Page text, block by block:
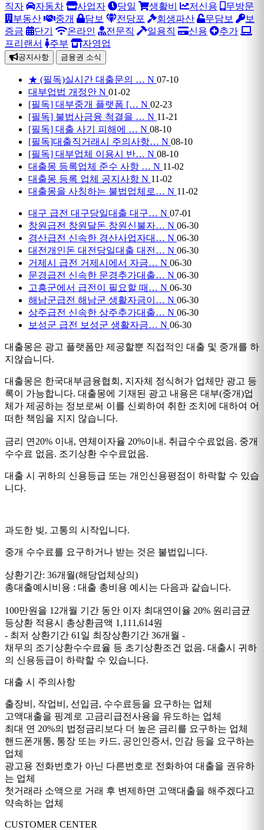
직자
자동차 사업자 당일 생활비 저신용
무방문
부동산
중개 담보 전당포 회생파산 무담보
보
증금
단기 온라인 전문직 일용직 신용
추가
프리랜서
주부 자영업
공지사항 금융권 소식
★ (필독)실시간 대출문의 … N 07-10
대부업법 개정안 N 01-02
[필독] 대부중개 플랫폼 [… N 02-23
[필독] 불법사금융 척결을 … N 11-21
[필독] 대출 사기 피해에 … N 08-10
[필독]대출직거래시 주의사항… N 08-10
[필독] 대부업체 이용시 반… N 08-10
대출몽 등록업체 준수 사항 … N 11-02
대출몽 등록 업체 공지사항 N 11-02
대출몽을 사칭하는 불법업체로… N 11-02
대구 급전 대구당일대출 대구… N 07-01
창원급전 창원달돈 창원신불자… N 06-30
경산급전 신속한 경산사업자대… N 06-30
대전개인돈 대전당일대출 대전… N 06-30
거제시 급전 거제시에서 자금… N 06-30
문경급전 신속한 문경추가대출… N 06-30
고흥군에서 급전이 필요할 때… N 06-30
해남군급전 해남군 생활자금이… N 06-30
상주급전 신속한 상주추가대출… N 06-30
보성군 급전 보성군 생활자금… N 06-30
대출몽은 광고 플랫폼만 제공할뿐 직접적인 대출 및 중개를 하
지않습니다.
대출몽은 한국대부금융협회, 지자체 정식허가 업체만 광고 등
록이 가능합니다. 대출몽에 기재된 광고 내용은 대부(중개)업
체가 제공하는 정보로써 이를 신뢰하여 취한 조치에 대하여 어
떠한 책임을 지지 않습니다.
금리 연20% 이내, 연체이자율 20%이내. 취급수수료없음. 중개
수수료 없음. 조기상환 수수료없음.
대출 시 귀하의 신용등급 또는 개인신용평점이 하락할 수 있습
니다.
과도한 빚, 고통의 시작입니다.
중개 수수료를 요구하거나 받는 것은 불법입니다.
상환기간: 36개월(해당업체상의)
총대출예시비용 : 대출 총비용 예시는 다음과 같습니다.
100만원을 12개월 기간 동안 이자 최대연이율 20% 원리금균
등상환 적용시 총상환금액 1,111,614원
- 최저 상환기간 61일 최장상환기간 36개월 -
채무의 조기상환수수료율 등 초기상환조건 없음. 대출시 귀하
의 신용등급이 하락할 수 있습니다.
대출 시 주의사항
출장비, 작업비, 선입금, 수수료등을 요구하는 업체
고액대출을 핑계로 고금리급전사용을 유도하는 업체
최대 연 20%의 법정금리보다 더 높은 금리를 요구하는 업체
핸드폰개통, 통장 또는 카드, 공인인증서, 인감 등을 요구하는
업체
광고용 전화번호가 아닌 다른번호로 전화하여 대출을 권유하
는 업체
첫거래라 소액으로 거래 후 변제하면 고액대출을 해주겠다고
약속하는 업체
CUSTOMER CENTER